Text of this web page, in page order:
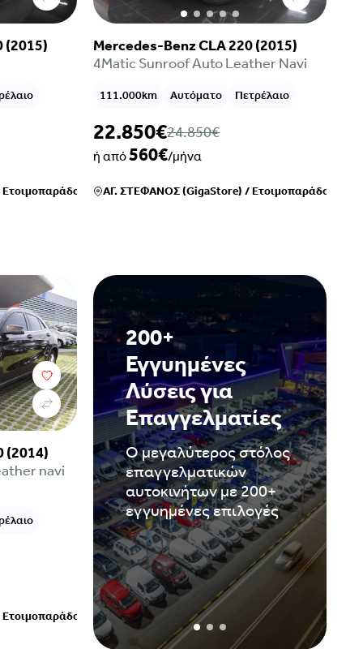
(2015)
Ετοιμοπαράδοτο
Mercedes-Benz CLA 220 (2015)
4Matic Sunroof Auto Leather Navi
111.000km Αυτόματο Πετρέλαιο
22.850€24.850€
ή από560€/μήνα
ΑΓ. ΣΤΕΦΑΝΟΣ (GigaStore) /Ετοιμοπαράδοτο
(2014)
navi
Ετοιμοπαράδοτο
200+
Εγγυημένες
Λύσεις για
Επαγγελματίες
Ο μεγαλύτερος στόλος
επαγγελματικών
αυτοκινήτων με 200+
εγγυημένες επιλογές